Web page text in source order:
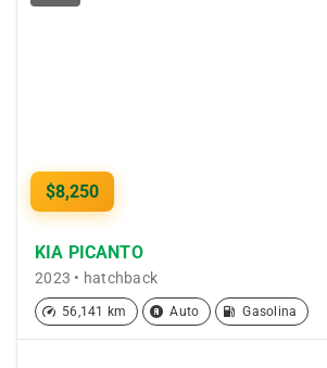
$8,250
KIA PICANTO
2023 • hatchback
56,141 km Auto Gasolina